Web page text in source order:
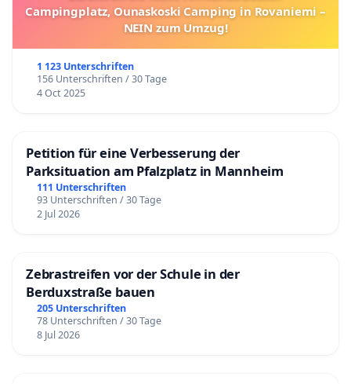
Campingplatz, Ounaskoski Camping in Rovaniemi –
NEIN zum Umzug!
1 123 Unterschriften
156 Unterschriften / 30 Tage
4 Oct 2025
Petition für eine Verbesserung der
Parksituation am Pfalzplatz in Mannheim
111 Unterschriften
93 Unterschriften / 30 Tage
2 Jul 2026
Zebrastreifen vor der Schule in der
Berduxstraße bauen
205 Unterschriften
78 Unterschriften / 30 Tage
8 Jul 2026